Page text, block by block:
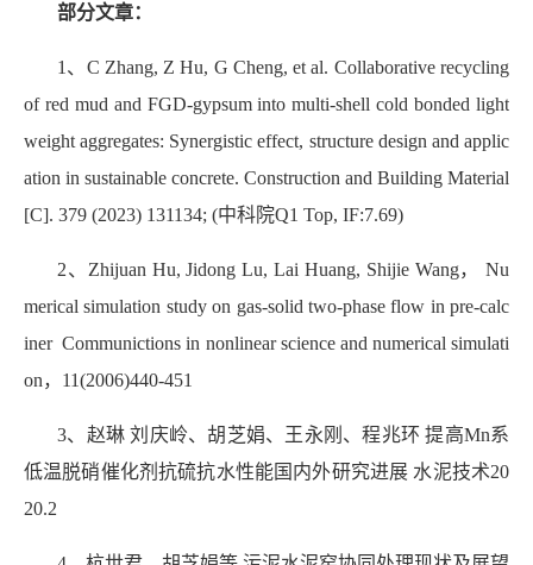
部分文章：
1、C Zhang, Z Hu, G Cheng, et al. Collaborative recycling
of red mud and FGD-gypsum into multi-shell cold bonded light
weight aggregates: Synergistic effect, structure design and applic
ation in sustainable concrete. Construction and Building Material
[C]. 379 (2023) 131134; (中科院Q1 Top, IF:7.69)
2、Zhijuan Hu, Jidong Lu, Lai Huang, Shijie Wang， Nu
merical simulation study on gas-solid two-phase flow in pre-calc
iner Communictions in nonlinear science and numerical simulati
on，11(2006)440-451
3、赵琳 刘庆岭、胡芝娟、王永刚、程兆环 提高Mn系
低温脱硝催化剂抗硫抗水性能国内外研究进展 水泥技术20
20.2